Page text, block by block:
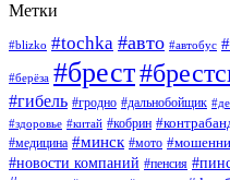
Метки
#blizko #tochka #авто #автобус
#берёза #брест
#гибель #гродно #дальнобойщик
#здоровье #китай #кобрин
#медицина #минск #мото
#новости компаний #пенсия